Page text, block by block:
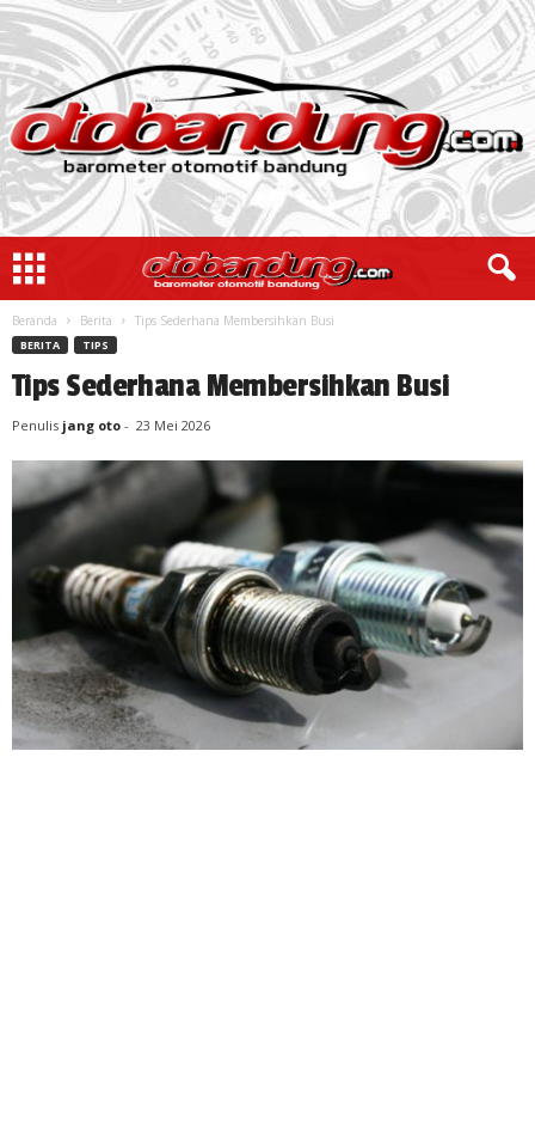
Beranda Berita Tips Sederhana Membersihkan Busi
BERITA TIPS
Tips Sederhana Membersihkan Busi
Penulis jang oto - 23 Mei 2026